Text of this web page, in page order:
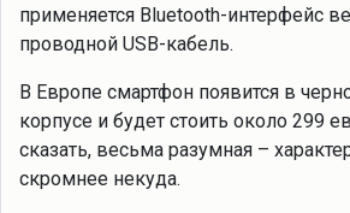
применяется Bluetooth-интерфейс
проводной USB-кабель.
В Европе смартфон появится в
корпусе и будет стоить около 299
сказать, весьма разумная –
скромнее некуда.